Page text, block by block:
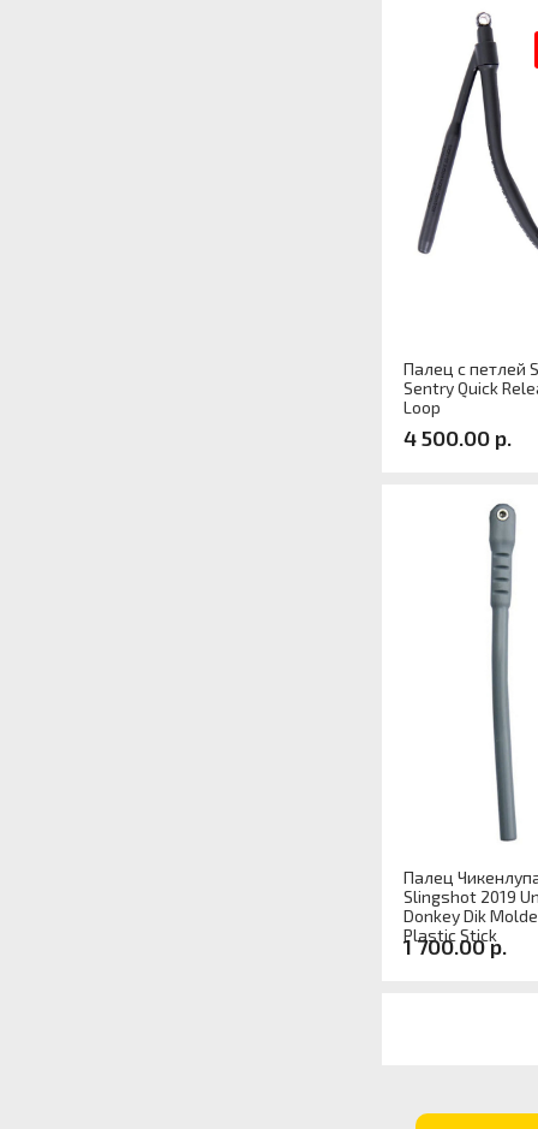
Палец с петлей
Sentry Quick
Loop
4 500.00 р.
Палец
Slingshot 2019
Donkey Dik
Plastic Stick
1 700.00 р.